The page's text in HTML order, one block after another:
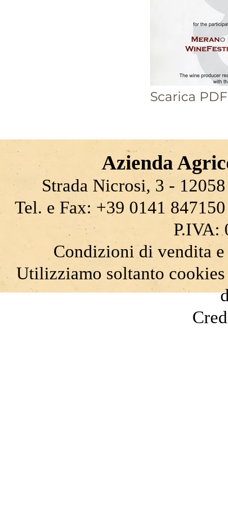
Scarica PDF
Azienda
Strada Nicrosi, 3 -
Tel. e Fax: +39 0141
P.IVA:
Condizioni di vendita
Utilizziamo soltanto